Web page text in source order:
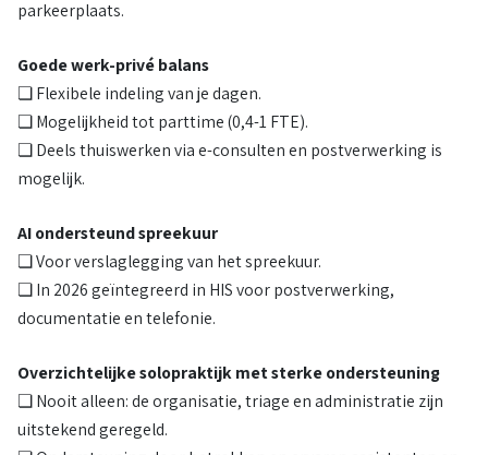
parkeerplaats.
Goede werk-privé balans
❏ Flexibele indeling van je dagen.
❏ Mogelijkheid tot parttime (0,4-1 FTE).
❏ Deels thuiswerken via e-consulten en postverwerking is
mogelijk.
AI ondersteund spreekuur
❏ Voor verslaglegging van het spreekuur.
❏ In 2026 geïntegreerd in HIS voor postverwerking,
documentatie en telefonie.
Overzichtelijke solopraktijk met sterke ondersteuning
❏ Nooit alleen: de organisatie, triage en administratie zijn
uitstekend geregeld.